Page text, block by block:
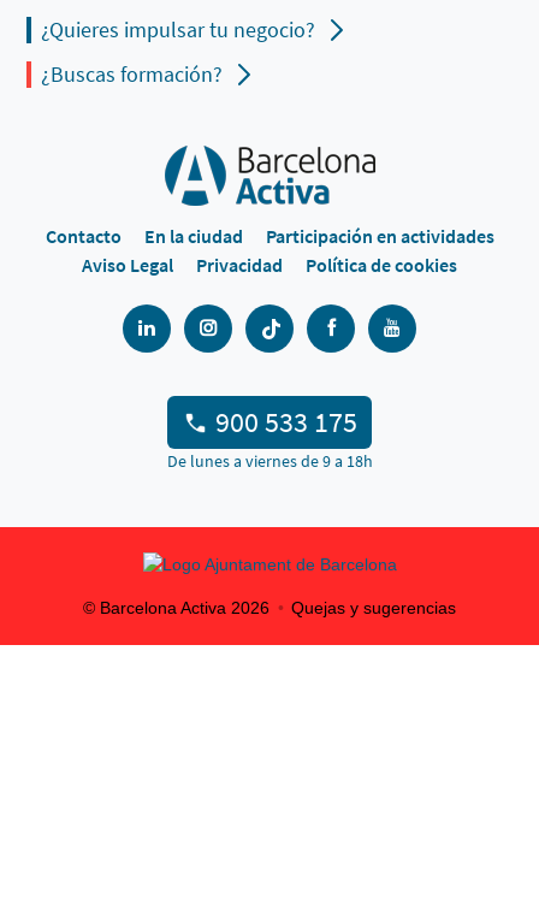
¿Quieres impulsar tu negocio?
¿Buscas formación?
Contacto En la ciudad
Participación en actividades
Aviso Legal
Privacidad Política de cookies
900 533 175
De lunes a viernes de 9 a 18h
© Barcelona Activa 2026 Quejas y sugerencias